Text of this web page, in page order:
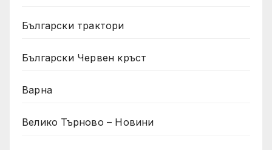
Български трактори
Български Червен кръст
Варна
Велико Търново – Новини